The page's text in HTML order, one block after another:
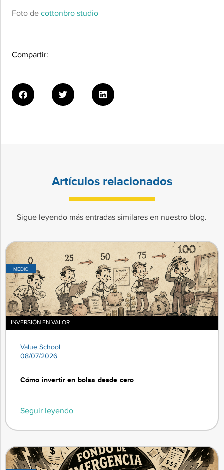
Foto decottonbro studio
Compartir:
Artículos relacionados
Sigue leyendo más entradas similares en nuestro blog.
MEDIO
INVERSIÓN EN VALOR
Value School
08/07/2026
Cómo invertir en bolsa desde cero
Seguir leyendo